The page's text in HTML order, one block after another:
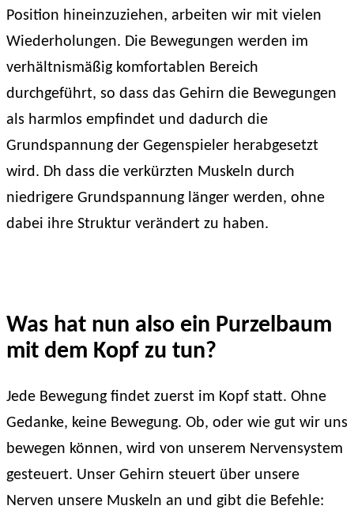
Position hineinzuziehen, arbeiten wir mit vielen
Wiederholungen. Die Bewegungen werden im
verhältnismäßig komfortablen Bereich
durchgeführt, so dass das Gehirn die Bewegungen
als harmlos empfindet und dadurch die
Grundspannung der Gegenspieler herabgesetzt
wird. Dh dass die verkürzten Muskeln durch
niedrigere Grundspannung länger werden, ohne
dabei ihre Struktur verändert zu haben.
Was hat nun also ein Purzelbaum
mit dem Kopf zu tun?
Jede Bewegung findet zuerst im Kopf statt. Ohne
Gedanke, keine Bewegung. Ob, oder wie gut wir uns
bewegen können, wird von unserem Nervensystem
gesteuert. Unser Gehirn steuert über unsere
Nerven unsere Muskeln an und gibt die Befehle: